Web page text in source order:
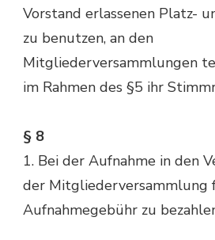
Vorstand erlassenen Platz-
zu benutzen, an den
Mitgliederversammlungen
im Rahmen des §5 ihr
§ 8
1. Bei der Aufnahme in den
der Mitgliederversammlung
Aufnahmegebühr zu